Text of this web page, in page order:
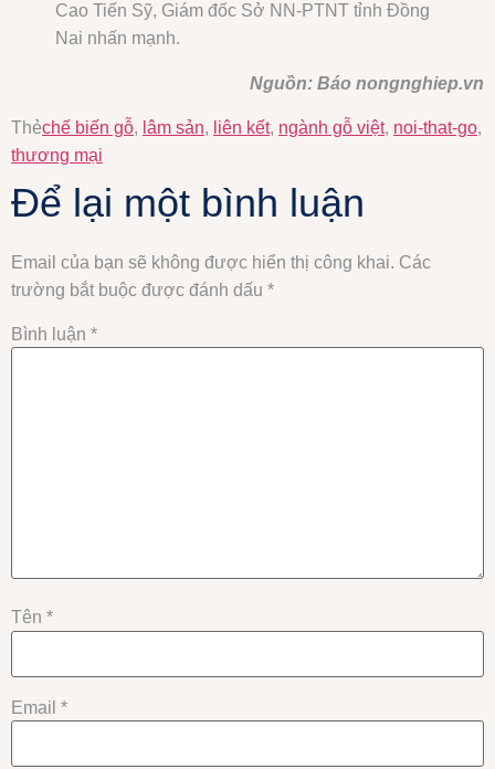
Cao Tiến Sỹ, Giám đốc Sở NN-PTNT tỉnh Đồng
Nai nhấn mạnh.
Nguồn: Báo nongnghiep.vn
Thẻchế biến gỗ, lâm sản, liên kết, ngành gỗ việt, noi-that-go,
thương mại
Để lại một bình luận
Email của bạn sẽ không được hiển thị công khai. Các
trường bắt buộc được đánh dấu *
Bình luận *
Tên *
Email *